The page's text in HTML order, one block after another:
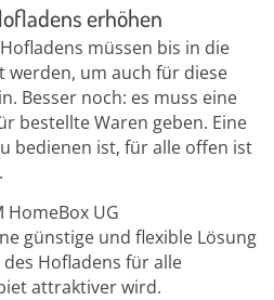
erhöhen
müssen bis in die
um auch für diese
Besser noch: es muss eine
bestellte Waren geben. Eine
bedienen ist, für alle offen ist
HomeBox UG
günstige und flexible Lösung
Hofladens für alle
attraktiver wird.